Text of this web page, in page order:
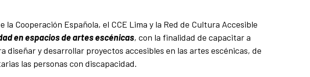
la Cooperación Española, el CCE Lima y la Red de Cultura Accesible
en espacios de artes escénicas, con la finalidad de capacitar a
diseñar y desarrollar proyectos accesibles en las artes escénicas, de
las personas con discapacidad.